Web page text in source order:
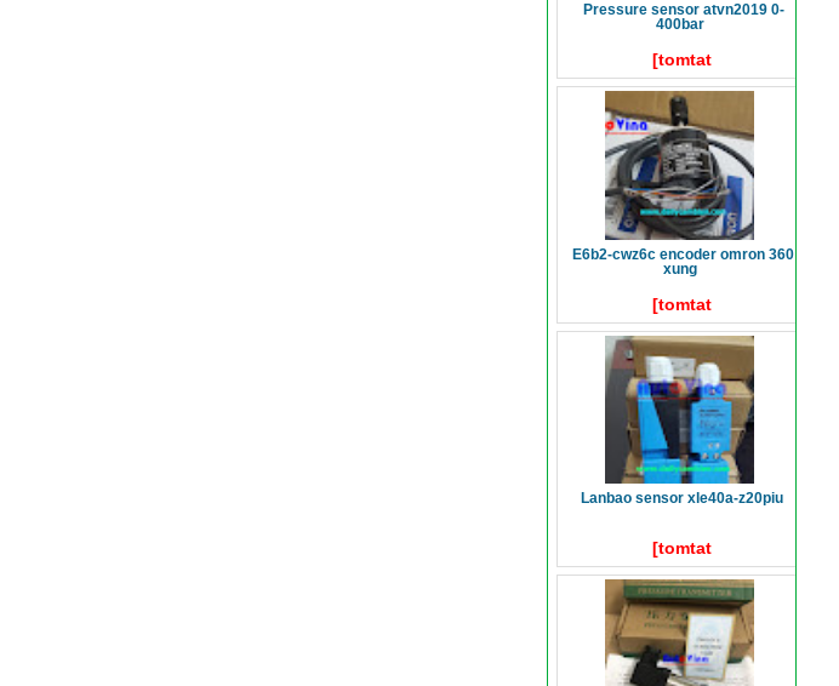
pressure sensor atvn2019 0-
400bar
[tomtat
e6b2-cwz6c encoder omron 360
xung
[tomtat
lanbao sensor xle40a-z20piu
[tomtat